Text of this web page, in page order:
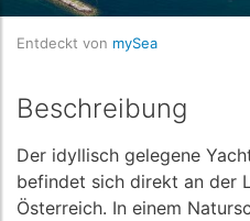
Entdeckt von mySea
Beschreibung
Der idyllisch gelegene
befindet sich direkt an der
Österreich. In einem